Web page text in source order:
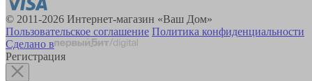
© 2011-2026 Интернет-магазин «Ваш Дом»
Пользовательское соглашение Политика конфиденциальности
Сделано в
Регистрация